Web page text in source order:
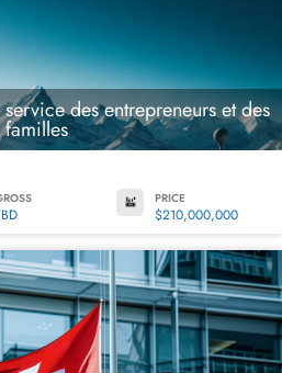
des entrepreneurs et des
familles
PRICE
$210,000,000